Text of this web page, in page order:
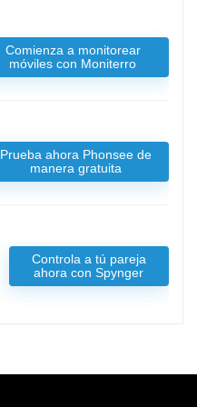
Comienza a monitorear
móviles con Moniterro
Prueba ahora Phonsee de
manera gratuita
Controla a tú pareja
ahora con Spynger